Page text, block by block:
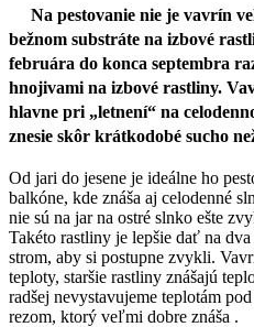
Na pestovanie nie je vavrín
bežnom substráte na izbové
februára do konca septembra
hnojivami na izbové rastliny.
hlavne pri „letnení“ na
znesie skôr krátkodobé sucho
Od jari do jesene je ideálne ho
balkóne, kde znáša aj celodenné
nie sú na jar na ostré slnko ešte
Takéto rastliny je lepšie dať na
strom, aby si postupne zvykli.
teploty, staršie rastliny znášajú
radšej nevystavujeme teplotám
rezom, ktorý veľmi dobre znáša .